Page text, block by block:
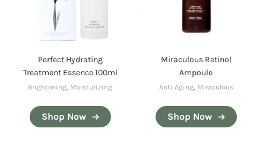
Perfect Hydrating
Treatment Essence 100ml
Brightening, Moisturizing
Shop Now
Miraculous Retinol
Ampoule
Anti Aging, Miraculous
Shop Now